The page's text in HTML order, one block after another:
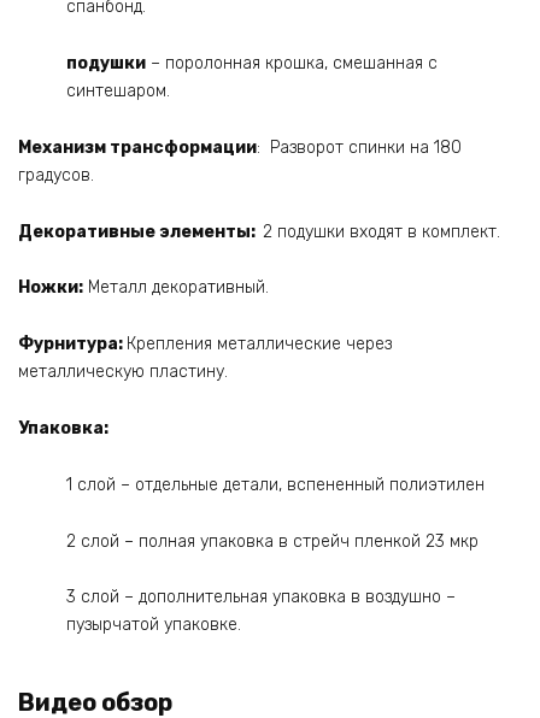
спанбонд.
подушки – поролонная крошка, смешанная с
синтешаром.
Механизм трансформации: Разворот спинки на 180
градусов.
Декоративные элементы: 2 подушки входят в комплект.
Ножки: Металл декоративный.
Фурнитура: Крепления металлические через
металлическую пластину.
Упаковка:
1 слой – отдельные детали, вспененный полиэтилен
2 слой – полная упаковка в стрейч пленкой 23 мкр
3 слой – дополнительная упаковка в воздушно –
пузырчатой упаковке.
Видео обзор